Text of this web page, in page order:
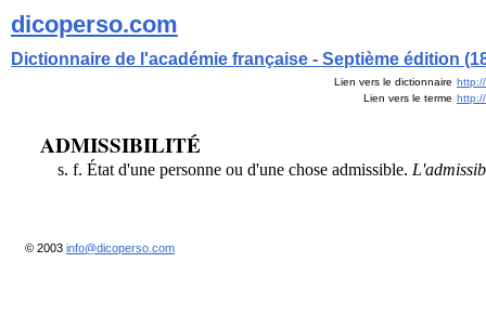
dicoperso.com
Dictionnaire de l'académie française - Septième édition
Lien vers le dictionnaire
Lien vers le terme
ADMISSIBILITÉ
s. f. État d'une personne ou d'une chose admissible.
© 2003 info@dicoperso.com